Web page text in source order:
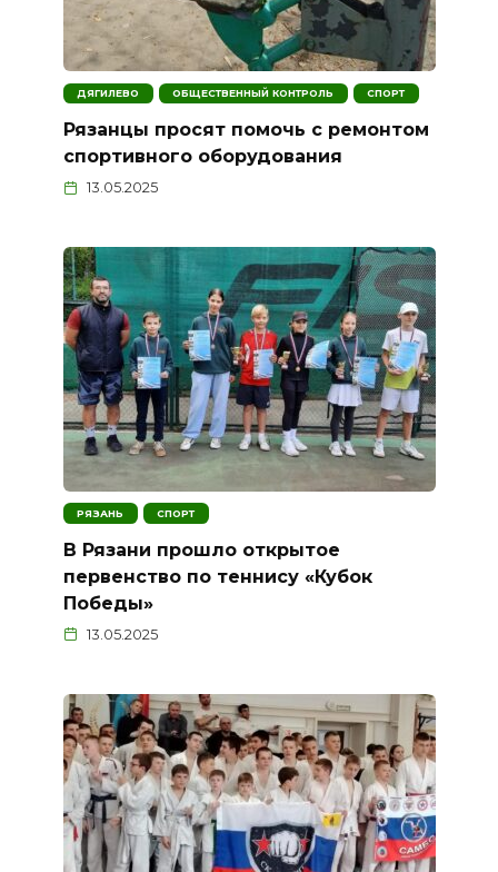
ДЯГИЛЕВО ОБЩЕСТВЕННЫЙ КОНТРОЛЬ СПОРТ
Рязанцы просят помочь с ремонтом
спортивного оборудования
13.05.2025
РЯЗАНЬ СПОРТ
В Рязани прошло открытое
первенство по теннису «Кубок
Победы»
13.05.2025